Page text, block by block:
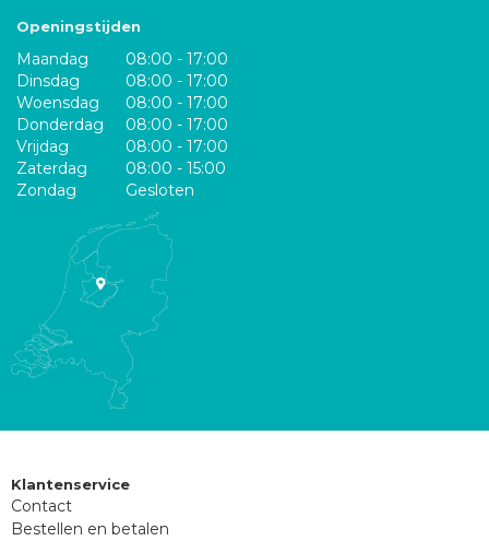
Openingstijden
Maandag
08:00 - 17:00
Dinsdag
08:00 - 17:00
Woensdag
08:00 - 17:00
Donderdag
08:00 - 17:00
Vrijdag
08:00 - 17:00
Zaterdag
08:00 - 15:00
Zondag
Gesloten
Klantenservice
Contact
Bestellen en betalen